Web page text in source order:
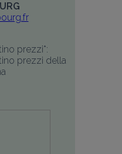
prezzi*:
prezzi della